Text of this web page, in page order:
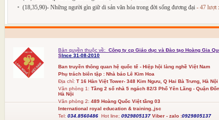
(18,35,90)- Những người gìn giữ di sản văn hóa trong đời sống đương đại - 47 lượt
Bản quyền thuộc về:
Công ty cp Giáo dục và Đào tạo Hoàng Gia
SInce 31-08-2010
Ban truyền thông quan hệ quốc tế - Hiệp hội làng nghề Việt Nam
Phụ trách biên tập : Nhà báo Lê Kim Hoa
Địa chỉ: T 16 Hàn Việt Tower- 348 Kim Ngưu, Q Hai Bà Trưng, Hà Nội
Văn phòng 1:Tầng 2 số nhà 5 ngách 82/3 Phố Yên Lãng - Quận
Hà Nội
Văn phòng 2:489 Hoàng Quốc Việt tầng 03
International royal education & training.,jsc
Tel:034.8560486Hot line; 0929805137 Viber - zalo :0929805137